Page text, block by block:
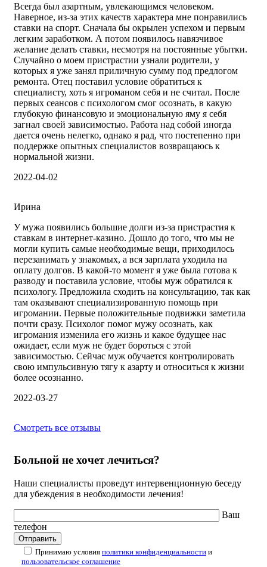
Всегда был азартным, увлекающимся человеком.
Наверное, из-за этих качеств характера мне понравились
ставки на спорт. Сначала бы окрылен успехом и первым
легким заработком. А потом появилось навязчивое
желание делать ставки, несмотря на постоянные убытки.
Случайно о моем пристрастии узнали родители, у
которых я уже занял приличную сумму под предлогом
ремонта. Отец поставил условие обратиться к
специалисту, хоть я игроманом себя и не считал. После
первых сеансов с психологом смог осознать, в какую
глубокую финансовую и эмоциональную яму я себя
загнал своей зависимостью. Работа над собой иногда
дается очень нелегко, однако я рад, что постепенно при
поддержке опытных специалистов возвращаюсь к
нормальной жизни.
2022-04-02
Ирина
У мужа появились большие долги из-за пристрастия к
ставкам в интернет-казино. Дошло до того, что мы не
могли купить самые необходимые вещи, приходилось
перезанимать у знакомых, а вся зарплата уходила на
оплату долгов. В какой-то момент я уже была готова к
разводу и поставила условие, чтобы муж обратился к
психологу. Предложила сходить на консультацию, так как
там оказывают специализированную помощь при
игромании. Первые положительные подвижки заметила
почти сразу. Психолог помог мужу осознать, как
игромания изменила его жизнь и какое будущее нас
ожидает, если муж не будет бороться с этой
зависимостью. Сейчас муж обучается контролировать
свою импульсивную тягу к азарту и относиться к жизни
более осознанно.
2022-03-27
Смотреть все отзывы
Больной не хочет лечиться?
Наши специалисты проведут интервенционную беседу
для убеждения в необходимости лечения!
Ваш
телефон
Принимаю условия политики конфиденциальности и
пользовательское соглашение